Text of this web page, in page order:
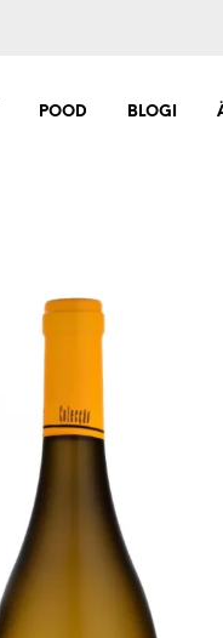
POOD BLOGI